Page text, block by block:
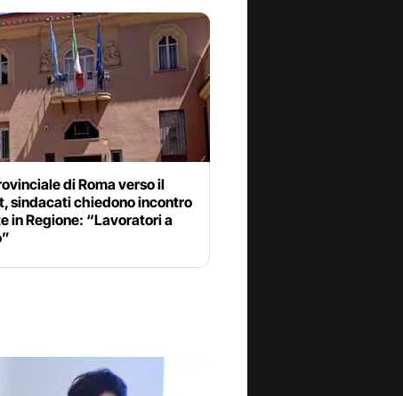
di Roma verso il
sindacati chiedono incontro
in Regione: “Lavoratori a